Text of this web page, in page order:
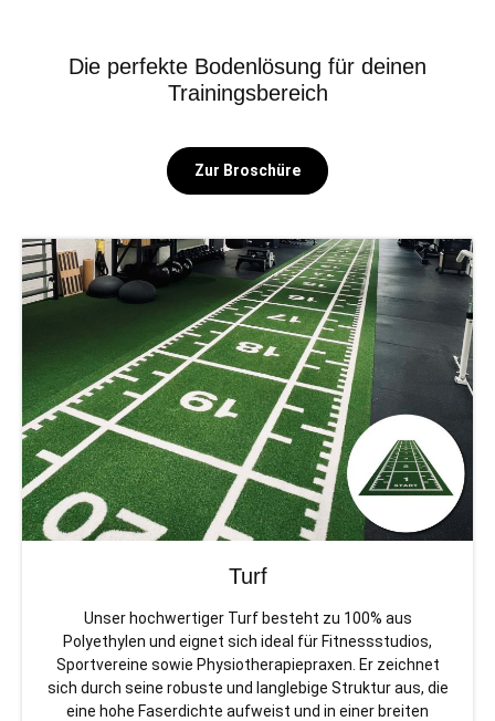
Die perfekte Bodenlösung für deinen
Trainingsbereich
Zur Broschüre
Turf
Unser hochwertiger Turf besteht zu 100% aus
Polyethylen und eignet sich ideal für Fitnessstudios,
Sportvereine sowie Physiotherapiepraxen. Er zeichnet
sich durch seine robuste und langlebige Struktur aus, die
eine hohe Faserdichte aufweist und in einer breiten